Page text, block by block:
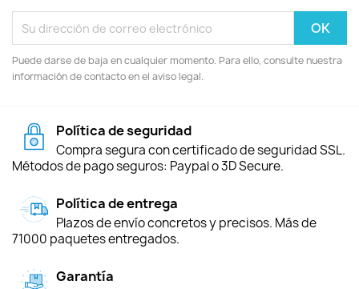
Puede darse de baja en cualquier momento. Para ello, consulte nuestra
información de contacto en el aviso legal.
Política de seguridad
Compra segura con certificado de seguridad SSL.
Métodos de pago seguros: Paypal o 3D Secure.
Política de entrega
Plazos de envío concretos y precisos. Más de
71000 paquetes entregados.
Garantía